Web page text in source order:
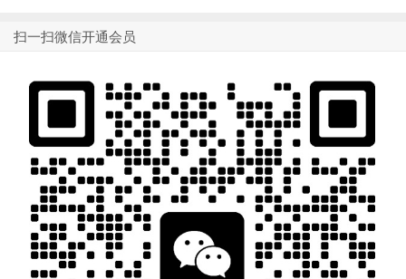
扫一扫微信开通会员